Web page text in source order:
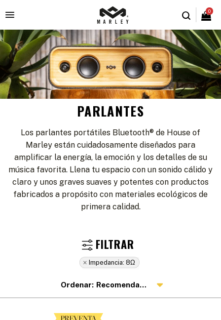
0

PARLANTES
Los parlantes portátiles Bluetooth® de House of
Marley están cuidadosamente diseñados para
amplificar la energía, la emoción y los detalles de su
música favorita. Llena tu espacio con un sonido cálido y
claro y unos graves suaves y potentes con productos
fabricados a propósito con materiales ecológicos de
primera calidad.
Impedancia: 8Ω
Recomendados